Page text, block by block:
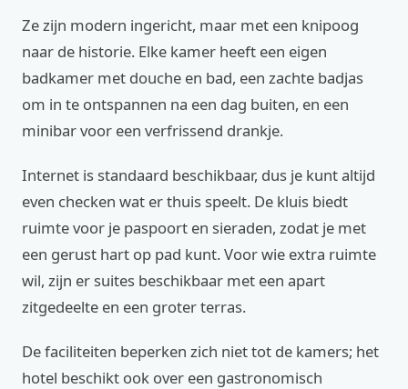
Ze zijn modern ingericht, maar met een knipoog
naar de historie. Elke kamer heeft een eigen
badkamer met douche en bad, een zachte badjas
om in te ontspannen na een dag buiten, en een
minibar voor een verfrissend drankje.
Internet is standaard beschikbaar, dus je kunt altijd
even checken wat er thuis speelt. De kluis biedt
ruimte voor je paspoort en sieraden, zodat je met
een gerust hart op pad kunt. Voor wie extra ruimte
wil, zijn er suites beschikbaar met een apart
zitgedeelte en een groter terras.
De faciliteiten beperken zich niet tot de kamers; het
hotel beschikt ook over een gastronomisch